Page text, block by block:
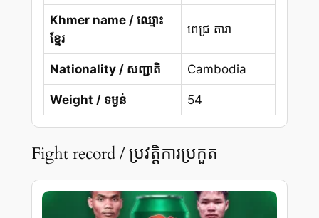
Khmer name / ឈ្មោះ
ខ្មែរ
ពេជ្រ តារា
Nationality / សញ្ជាតិ Cambodia
Weight / ទម្ងន់ 54
Fight record / ប្រវត្តិការប្រកួត